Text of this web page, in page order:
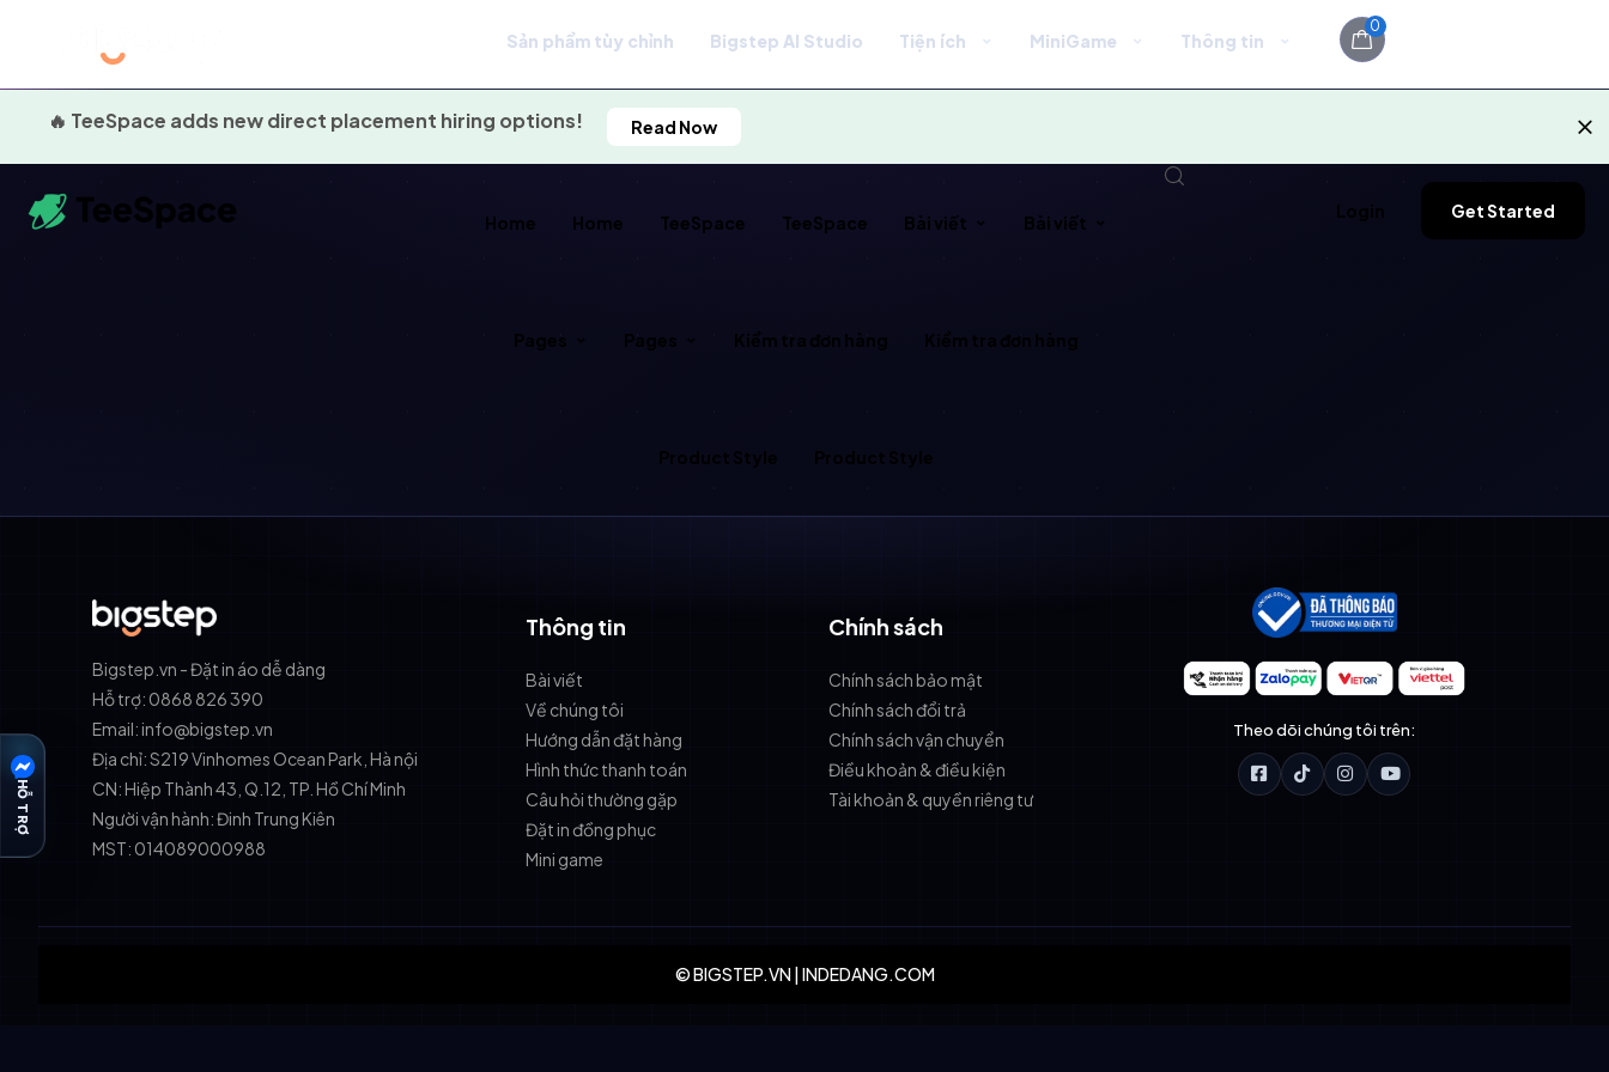
Sản phẩm tùy chỉnh Bigstep AI Studio Tiện ích MiniGame Thông tin
0
🔥 TeeSpace adds new direct placement hiring options! Read Now
Home Home TeeSpace TeeSpace Bài viết Bài viết
Pages Pages Kiểm tra đơn hàng Kiểm tra đơn hàng
Product Style Product Style
Login Get Started
Bigstep.vn - Đặt in áo dễ dàng
Hỗ trợ: 0868 826 390
Email: info@bigstep.vn
Địa chỉ: S219 Vinhomes Ocean Park, Hà nội
CN: Hiệp Thành 43, Q.12, TP. Hồ Chí Minh
Người vận hành: Đinh Trung Kiên
MST: 014089000988
Thông tin
Bài viết
Về chúng tôi
Hướng dẫn đặt hàng
Hình thức thanh toán
Câu hỏi thường gặp
Đặt in đồng phục
Mini game
Chính sách
Chính sách bảo mật
Chính sách đổi trả
Chính sách vận chuyển
Điều khoản & điều kiện
Tài khoản & quyền riêng tư
Theo dõi chúng tôi trên:
© BIGSTEP.VN | INDEDANG.COM
HỖ TRỢ